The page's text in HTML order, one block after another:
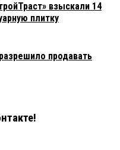
взыскали 14
плитку
продавать